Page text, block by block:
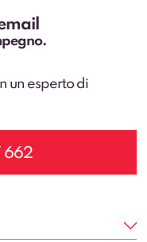
un esperto di
662